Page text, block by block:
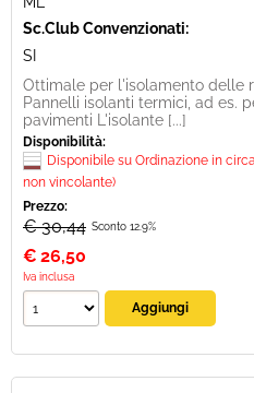
Sc.Club Convenzionati:
SI
Ottimale per l'isolamento delle
Pannelli isolanti termici, ad es.
pavimenti L'isolante [...]
Disponibilità:
Disponibile su Ordinazione in
non vincolante)
Prezzo:
€ 30,44 Sconto 12.9%
€ 26,50
Iva inclusa